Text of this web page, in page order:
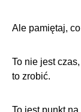
Ale pamiętaj,
To nie jest
to zrobić.
To jest punkt